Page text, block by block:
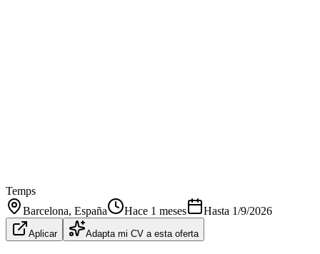
Temps
Barcelona, España Hace 1 meses Hasta 1/9/2026
Aplicar Adapta mi CV a esta oferta